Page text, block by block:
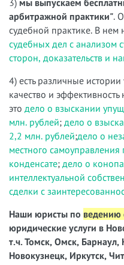
3) мы выпускаем
арбитражной практики".
судебной практике. В нем
судебных дел с анализом
сторон, доказательств и
4) есть различные
качество и
это дело о взыскании
млн. рублей; дело о
2,2 млн. рублей;дело о
местного
конденсате; дело о
интеллектуальной
сделки с
Наши юристы по ведению
юридические услуги в
т.ч. Томск, Омск,
Новокузнецк, Иркутск,